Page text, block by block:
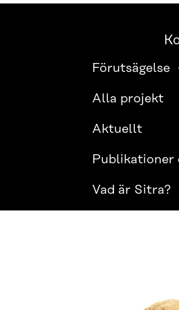
Förutsägelse
Alla projekt
Aktuellt
Publikationer
Vad är Sitra?